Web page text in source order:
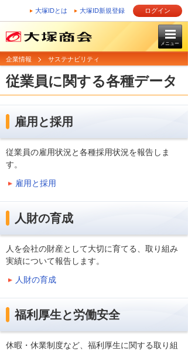
大塚IDとは 大塚ID新規登録 ログイン
メニュー
企業情報 サステナビリティ
従業員に関する各種データ
雇用と採用
従業員の雇用状況と各種採用状況を報告しま
す。
雇用と採用
人財の育成
人を会社の財産として大切に育てる、取り組み
実績について報告します。
人財の育成
福利厚生と労働安全
休暇・休業制度など、福利厚生に関する取り組